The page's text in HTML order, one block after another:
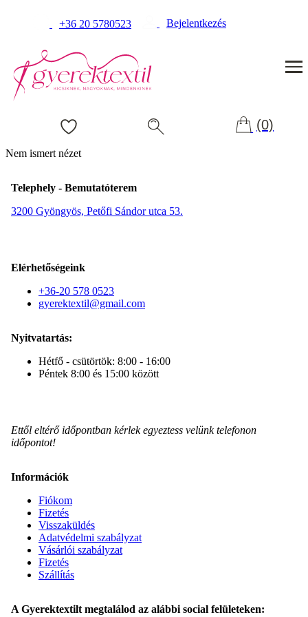
+36 20 5780523 Bejelentkezés
(0)
Nem ismert nézet
Telephely - Bemutatóterem
3200 Gyöngyös, Petőfi Sándor utca 53.
Elérhetőségeink
+36-20 578 0523
gyerektextil@gmail.com
Nyitvatartás:
Hétfő - csütörtök: 8:00 - 16:00
Péntek 8:00 és 15:00 között
Ettől eltérő időpontban kérlek egyeztess velünk telefonon
időpontot!
Információk
Fiókom
Fizetés
Visszaküldés
Adatvédelmi szabályzat
Vásárlói szabályzat
Fizetés
Szállítás
A Gyerektextilt megtalálod az alábbi social felületeken: